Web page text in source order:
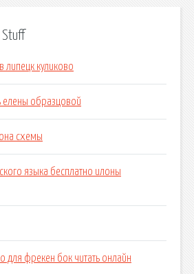
Stuff
липецк куликово
елены образцовой
схемы
языка бесплатно илоны
для фрекен бок читать онлайн